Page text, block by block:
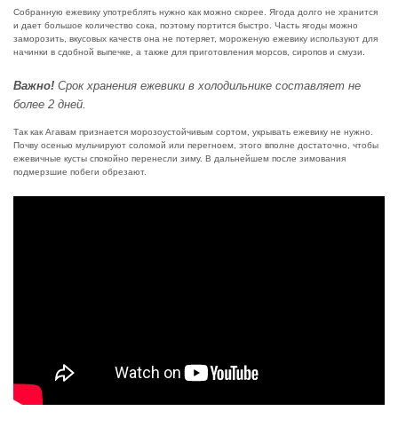
Собранную ежевику употреблять нужно как можно скорее. Ягода долго не хранится
и дает большое количество сока, поэтому портится быстро. Часть ягоды можно
заморозить, вкусовых качеств она не потеряет, мороженую ежевику используют для
начинки в сдобной выпечке, а также для приготовления морсов, сиропов и смузи.
Важно! Срок хранения ежевики в холодильнике составляет не
более 2 дней.
Так как Агавам признается морозоустойчивым сортом, укрывать ежевику не нужно.
Почву осенью мульчируют соломой или перегноем, этого вполне достаточно, чтобы
ежевичные кусты спокойно перенесли зиму. В дальнейшем после зимования
подмерзшие побеги обрезают.